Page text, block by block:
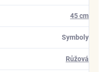
45 cm
Symboly
Růžová